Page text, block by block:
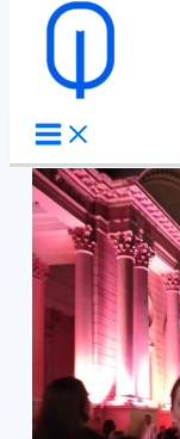
Ir al contenido